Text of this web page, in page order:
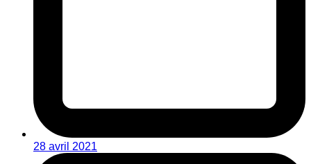
28 avril 2021